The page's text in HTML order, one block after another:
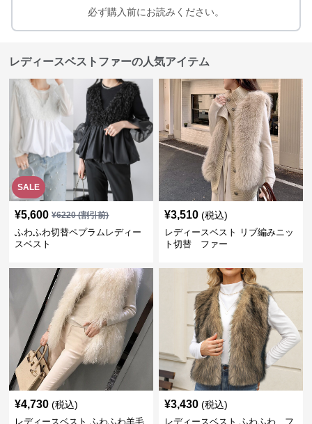
必ず購入前にお読みください。
レディースベストファーの人気アイテム
SALE
¥5,600 ¥6220(割引前)
ふわふわ切替ペプラムレディー
スベスト
¥3,510 (税込)
レディースベスト リブ編みニッ
ト切替 ファー
¥4,730 (税込)
レディースベスト ふわふわ羊毛
¥3,430 (税込)
レディースベスト ふわふわ フ